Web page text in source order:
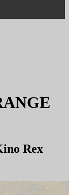
Rex